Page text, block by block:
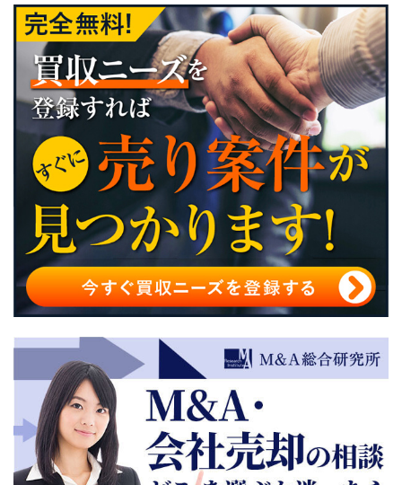
中小企業白書とは
事業承継とは
中小企業白書で見る経営者引退と事業承継
中小企業白書で見る後継者と事業承継
中小企業白書で見る事業承継の公的支援
まとめ